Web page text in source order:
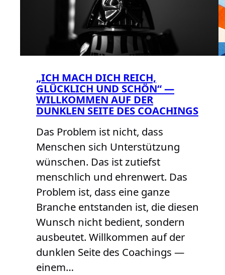
„ICH MACH DICH REICH,
GLÜCKLICH UND SCHÖN“ —
WILLKOMMEN AUF DER
DUNKLEN SEITE DES COACHINGS
Das Problem ist nicht, dass
Menschen sich Unterstützung
wünschen. Das ist zutiefst
menschlich und ehrenwert. Das
Problem ist, dass eine ganze
Branche entstanden ist, die diesen
Wunsch nicht bedient, sondern
ausbeutet. Willkommen auf der
dunklen Seite des Coachings —
einem…